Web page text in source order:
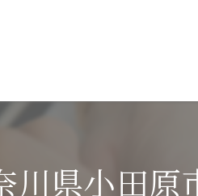
川県小田